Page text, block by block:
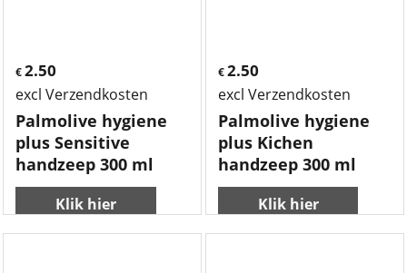
€ 2.50
excl Verzendkosten
Palmolive hygiene
plus Sensitive
handzeep 300 ml
Klik hier
€2.50
excl Verzendkosten
Palmolive hygiene
plus Kichen
handzeep 300 ml
Klik hier